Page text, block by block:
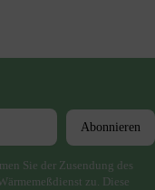
Abonnieren
Sie der Zusendung des
zu. Diese